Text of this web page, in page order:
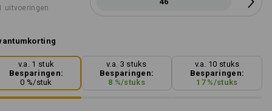
uitvoeringen
v.a. 1 stuk
Besparingen:
0 %/stuk
v.a. 3 stuks
Besparingen:
8 %/stuks
v.a. 10 stuks
Besparingen:
17%/stuks